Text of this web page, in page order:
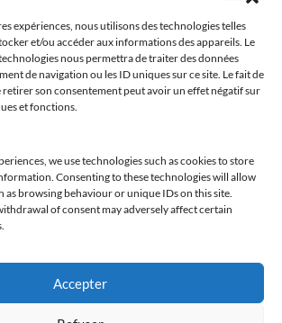
expériences, nous utilisons des technologies telles
et/ou accéder aux informations des appareils. Le
nous permettra de traiter des données
de navigation ou les ID uniques sur ce site. Le fait de
retirer son consentement peut avoir un effet négatif sur
et fonctions.
we use technologies such as cookies to store
Consenting to these technologies will allow
as browsing behaviour or unique IDs on this site.
of consent may adversely affect certain
Accepter
nos marques et celle du CLUB !